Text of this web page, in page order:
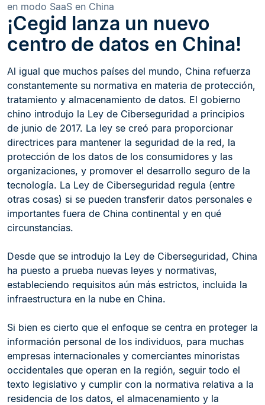
en modo SaaS en China
¡Cegid lanza un nuevo
centro de datos en China!
Al igual que muchos países del mundo, China refuerza
constantemente su normativa en materia de protección,
tratamiento y almacenamiento de datos. El gobierno
chino introdujo la Ley de Ciberseguridad a principios
de junio de 2017. La ley se creó para proporcionar
directrices para mantener la seguridad de la red, la
protección de los datos de los consumidores y las
organizaciones, y promover el desarrollo seguro de la
tecnología. La Ley de Ciberseguridad regula (entre
otras cosas) si se pueden transferir datos personales e
importantes fuera de China continental y en qué
circunstancias.
Desde que se introdujo la Ley de Ciberseguridad, China
ha puesto a prueba nuevas leyes y normativas,
estableciendo requisitos aún más estrictos, incluida la
infraestructura en la nube en China.
Si bien es cierto que el enfoque se centra en proteger la
información personal de los individuos, para muchas
empresas internacionales y comerciantes minoristas
occidentales que operan en la región, seguir todo el
texto legislativo y cumplir con la normativa relativa a la
residencia de los datos, el almacenamiento y la